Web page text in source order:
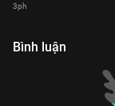
3ph
Bình luận